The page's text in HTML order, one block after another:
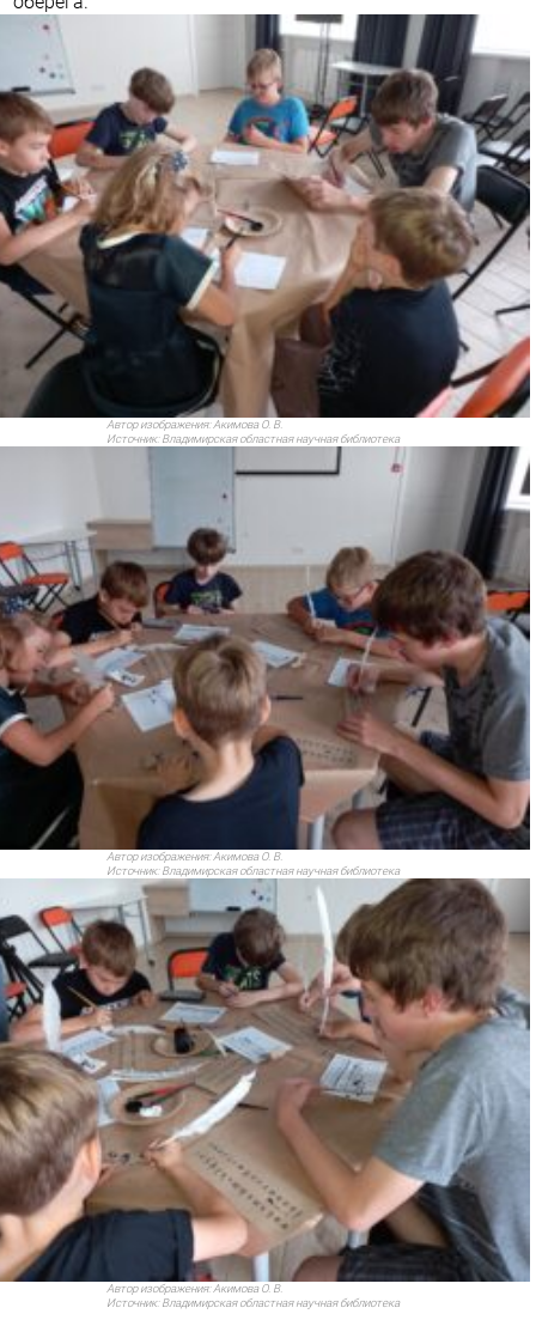
Автор изображения:Акимова О. В.
Источник:Владимирская областная научная библиотека
Автор изображения:Акимова О. В.
Источник:Владимирская областная научная библиотека
Автор изображения:Акимова О. В.
Источник:Владимирская областная научная библиотека